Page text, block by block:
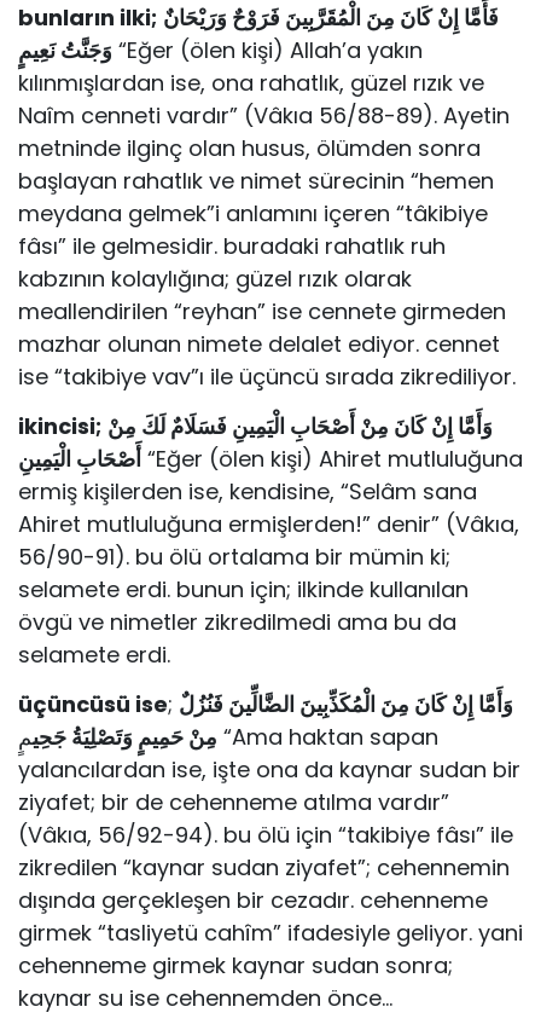
bunların ilki; فَأَمَّا إِنْ كَانَ مِنَ الْمُقَرَّبِينَ فَرَوْحٌ وَرَيْحَانٌ
وَجَنَّتُ نَعِيمٍ “Eğer (ölen kişi) Allah’a yakın
kılınmışlardan ise, ona rahatlık, güzel rızık ve
Naîm cenneti vardır” (Vâkıa 56/88-89). Ayetin
metninde ilginç olan husus, ölümden sonra
başlayan rahatlık ve nimet sürecinin “hemen
meydana gelmek”i anlamını içeren “tâkibiye
fâsı” ile gelmesidir. buradaki rahatlık ruh
kabzının kolaylığına; güzel rızık olarak
meallendirilen “reyhan” ise cennete girmeden
mazhar olunan nimete delalet ediyor. cennet
ise “takibiye vav”ı ile üçüncü sırada zikrediliyor.
ikincisi; وَأَمَّا إِنْ كَانَ مِنْ أَصْحَابِ الْيَمِينِ فَسَلَامٌ لَكَ مِنْ
أَصْحَابِ الْيَمِينِ “Eğer (ölen kişi) Ahiret mutluluğuna
ermiş kişilerden ise, kendisine, “Selâm sana
Ahiret mutluluğuna ermişlerden!” denir” (Vâkıa,
56/90-91). bu ölü ortalama bir mümin ki;
selamete erdi. bunun için; ilkinde kullanılan
övgü ve nimetler zikredilmedi ama bu da
selamete erdi.
üçüncüsü ise; وَأَمَّا إِنْ كَانَ مِنَ الْمُكَذِّبِينَ الضَّالِّينَ فَنُزُلٌ
مِنْ حَمِيمٍ وَتَصْلِيَةُ جَحِيمٍ “Ama haktan sapan
yalancılardan ise, işte ona da kaynar sudan bir
ziyafet; bir de cehenneme atılma vardır”
(Vâkıa, 56/92-94). bu ölü için “takibiye fâsı” ile
zikredilen “kaynar sudan ziyafet”; cehennemin
dışında gerçekleşen bir cezadır. cehenneme
girmek “tasliyetü cahîm” ifadesiyle geliyor. yani
cehenneme girmek kaynar sudan sonra;
kaynar su ise cehennemden önce…